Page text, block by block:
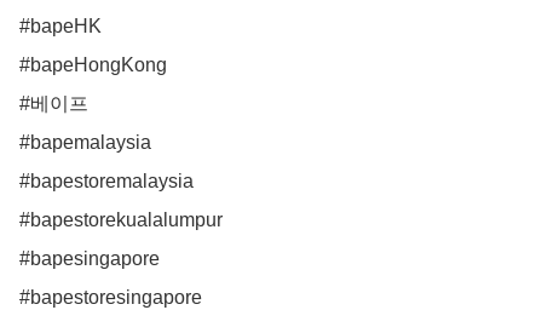
#bapeHK
#bapeHongKong
#베이프
#bapemalaysia
#bapestoremalaysia
#bapestorekualalumpur
#bapesingapore
#bapestoresingapore